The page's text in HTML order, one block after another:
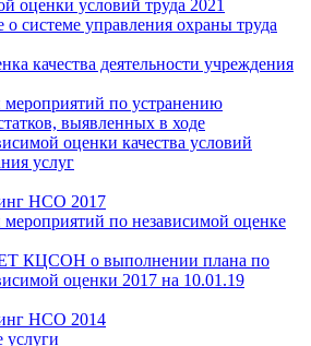
оценки условий труда 2021
системе управления охраны труда
качества деятельности учреждения
по устранению
выявленных в ходе
оценки качества условий
услуг
НСО 2017
по независимой оценке
КЦСОН о выполнении плана по
оценки 2017 на 10.01.19
НСО 2014
услуги